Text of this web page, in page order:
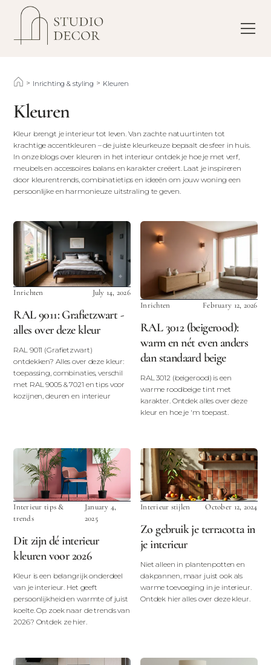
> Inrichting & styling > Kleuren
Kleuren
Kleur brengt je interieur tot leven. Van zachte natuurtinten tot
krachtige accentkleuren – de juiste kleurkeuze bepaalt de sfeer in huis.
In onze blogs over kleuren in het interieur ontdek je hoe je met verf,
meubels en accessoires balans en karakter creëert. Laat je inspireren
door kleurentrends, combinatietips en ideeën om jouw woning een
persoonlijke en harmonieuze uitstraling te geven.
Inrichten July 14, 2026
RAL 9011: Grafietzwart -
alles over deze kleur
RAL 9011 (Grafietzwart)
ontdekken? Alles over deze kleur:
toepassing, combinaties, verschil
met RAL 9005 & 7021 en tips voor
kozijnen, deuren en interieur
Inrichten February 12, 2026
RAL 3012 (beigerood):
warm en nét even anders
dan standaard beige
RAL 3012 (beigerood) is een
warme roodbeige tint met
karakter. Ontdek alles over deze
kleur en hoe je 'm toepast.
Interieur tips &
trends
January 4,
2025
Dit zijn dé interieur
kleuren voor 2026
Kleur is een belangrijk onderdeel
van je interieur. Het geeft
persoonlijkheid en warmte of juist
koelte. Op zoek naar de trends van
2026? Ontdek ze hier.
Interieur stijlen October 12, 2024
Zo gebruik je terracotta in
je interieur
Niet alleen in plantenpotten en
dakpannen, maar juist ook als
warme toevoeging in je interieur.
Ontdek hier alles over deze kleur.